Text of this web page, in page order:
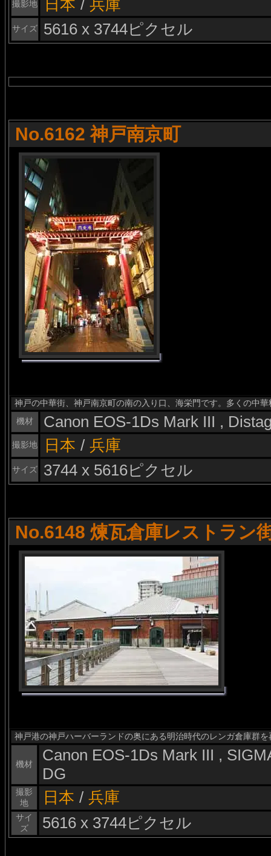
撮影地 日本 / 兵庫
サイズ 5616 x 3744ピクセル
No.6162 神戸南京町
神戸の中華街、神戸南京町の南の入り口、海栄門です。多くの中
機材
Canon EOS-1Ds Mark III ,
撮影地 日本 / 兵庫
サイズ 3744 x 5616ピクセル
No.6148 煉瓦倉庫レストラン
神戸港の神戸ハーバーランドの奥にある明治時代のレンガ倉庫群
機材
Canon EOS-1Ds Mark III ,
DG
撮影
地
日本 / 兵庫
サイ
ズ
5616 x 3744ピクセル